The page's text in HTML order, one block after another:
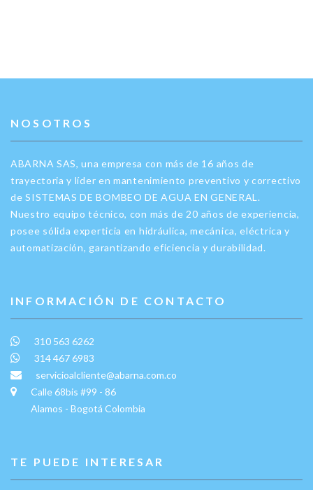
NOSOTROS
ABARNA SAS, una empresa con más de 16 años de
trayectoria y líder en mantenimiento preventivo y correctivo
de SISTEMAS DE BOMBEO DE AGUA EN GENERAL.
Nuestro equipo técnico, con más de 20 años de experiencia,
posee sólida experticia en hidráulica, mecánica, eléctrica y
automatización, garantizando eficiencia y durabilidad.
INFORMACIÓN DE CONTACTO
310 563 6262
314 467 6983
servicioalcliente@abarna.com.co
Calle 68bis #99 - 86
Alamos - Bogotá Colombia
TE PUEDE INTERESAR